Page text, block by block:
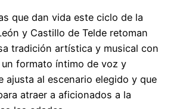
que dan vida este ciclo de la
y Castillo de Telde retoman
tradición artística y musical con
formato íntimo de voz y
ajusta al escenario elegido y que
atraer a aficionados a la